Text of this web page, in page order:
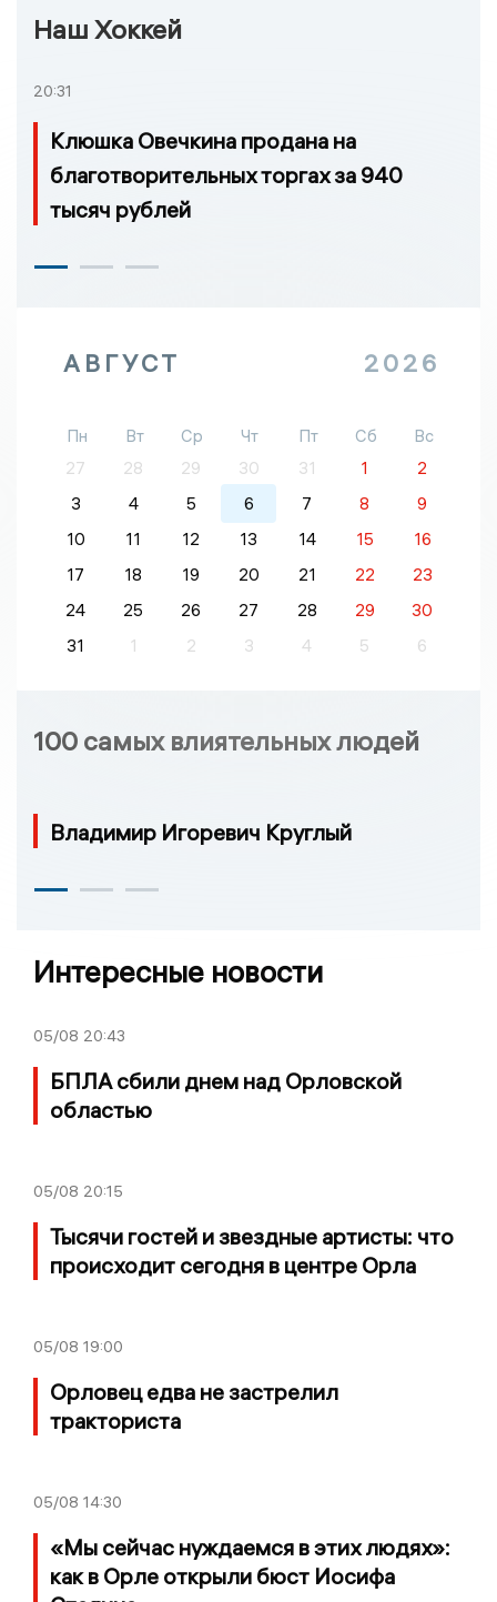
Наш Хоккей
20:31
Клюшка Овечкина продана на
благотворительных торгах за 940
тысяч рублей
АВГУСТ 2026
Пн Вт Ср Чт Пт Сб
Вс
27
28 29 30 31 1
2
3
4 5 6 7 8
9
10
11 12 13 14 15
16
17
18 19 20 21 22
23
24
25 26 27 28 29
30
31
1 2 3 4 5 6
100 самых влиятельных людей
Владимир Игоревич Круглый
Интересные новости
05/08 20:43
БПЛА сбили днем над Орловской
областью
05/08 20:15
Тысячи гостей и звездные артисты: что
происходит сегодня в центре Орла
05/08 19:00
Орловец едва не застрелил
тракториста
05/08 14:30
«Мы сейчас нуждаемся в этих людях»:
как в Орле открыли бюст Иосифа